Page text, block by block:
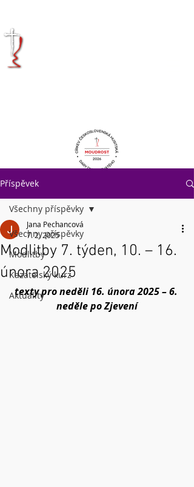
Příspěvek
Všechny příspěvky
Modlitby
Kazatelský kurz
Aktuality
Všechny příspěvky
Modlitby 7. týden, 10. – 16.
února 2025
Jana Pechancová
7. 2. 2025
texty pro neděli 16. února 2025 – 6.
neděle po Zjevení